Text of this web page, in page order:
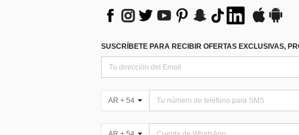
SUSCRÍBETE PARA RECIBIR OFERTAS EXCLUSIVAS,
AR + 54